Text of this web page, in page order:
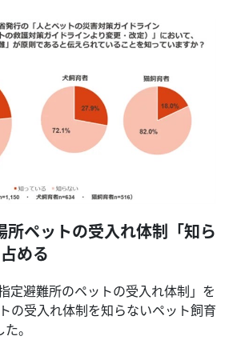
所ペットの受入れ体制「知ら
める
定避難所のペットの受入れ体制」を
の受入れ体制を知らないペット飼育
。